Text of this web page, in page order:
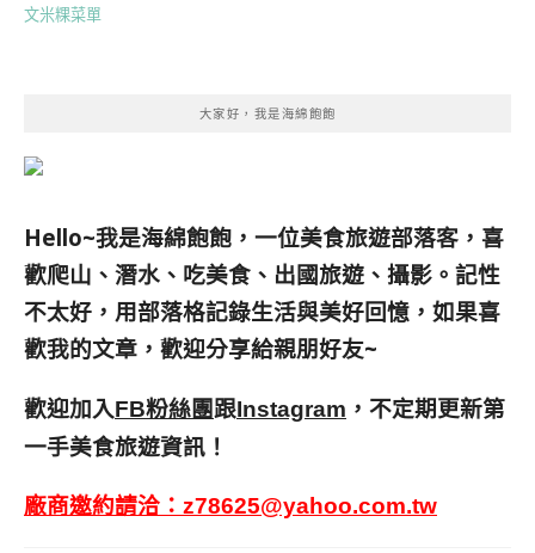
文米粿菜單
大家好，我是海綿飽飽
Hello~我是海綿飽飽，一位美食旅遊部落客， 喜
歡爬山、潛水、吃美食、出國旅遊、攝影。 記性
不太好，用部落格記錄生活與美好回憶， 如果喜
歡我的文章，歡迎分享給親朋好友~
歡迎加入FB粉絲團跟Instagram ，不定期更新第
一手美食旅遊資訊！
廠商邀約請洽： z78625@yahoo.com.tw